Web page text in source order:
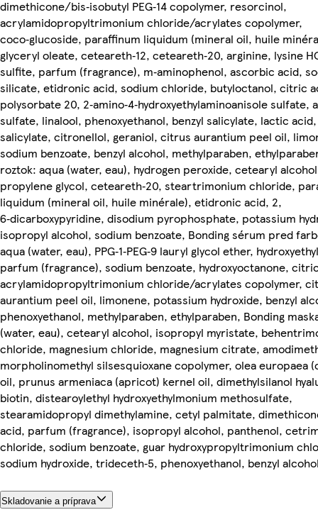
dimethicone/bis‑isobutyl PEG‑14 copolymer, resorcinol,
acrylamidopropyltrimonium chloride/acrylates copolymer,
coco‑glucoside, paraffinum liquidum (mineral oil, huile
glyceryl oleate, ceteareth‑12, ceteareth‑20, arginine, lysine
sulfite, parfum (fragrance), m‑aminophenol, ascorbic acid,
silicate, etidronic acid, sodium chloride, butyloctanol, citric
polysorbate 20, 2‑amino‑4‑hydroxyethylaminoanisole sulfate,
sulfate, linalool, phenoxyethanol, benzyl salicylate, lactic acid,
salicylate, citronellol, geraniol, citrus aurantium peel oil,
sodium benzoate, benzyl alcohol, methylparaben,
roztok: aqua (water, eau), hydrogen peroxide, cetearyl
propylene glycol, ceteareth‑20, steartrimonium chloride,
liquidum (mineral oil, huile minérale), etidronic acid, 2,
6‑dicarboxypyridine, disodium pyrophosphate, potassium
isopropyl alcohol, sodium benzoate, Bonding sérum pred
aqua (water, eau), PPG‑1‑PEG‑9 lauryl glycol ether,
parfum (fragrance), sodium benzoate, hydroxyoctanone,
acrylamidopropyltrimonium chloride/acrylates copolymer,
aurantium peel oil, limonene, potassium hydroxide, benzyl
phenoxyethanol, methylparaben, ethylparaben, Bonding
(water, eau), cetearyl alcohol, isopropyl myristate,
chloride, magnesium chloride, magnesium citrate,
morpholinomethyl silsesquioxane copolymer, olea europaea
oil, prunus armeniaca (apricot) kernel oil, dimethylsilanol
biotin, distearoylethyl hydroxyethylmonium methosulfate,
stearamidopropyl dimethylamine, cetyl palmitate,
acid, parfum (fragrance), isopropyl alcohol, panthenol,
chloride, sodium benzoate, guar hydroxypropyltrimonium
sodium hydroxide, trideceth‑5, phenoxyethanol, benzyl
Skladovanie a príprava